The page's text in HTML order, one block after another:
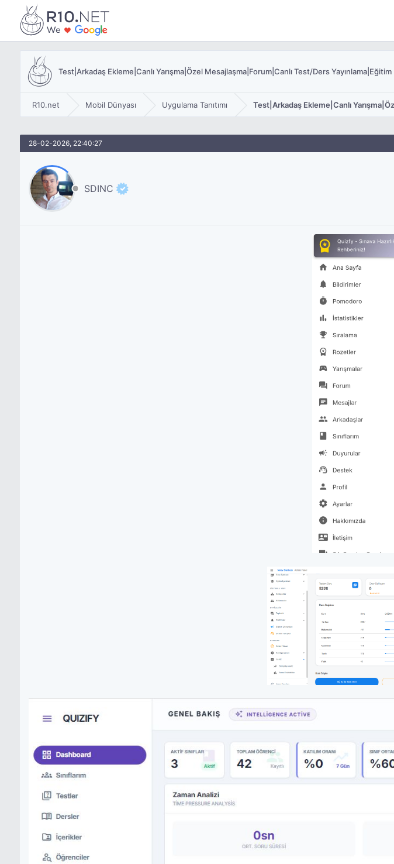
Test|Arkadaş Ekleme|Canlı Yarışma|Özel Mesajlaşma|Forum|Canlı Test/Ders Yayınlama|Eğitim
R10.net Mobil Dünyası Uygulama Tanıtımı Test|Arkadaş Ekleme|Canlı
28-02-2026, 22:40:27
SDINC